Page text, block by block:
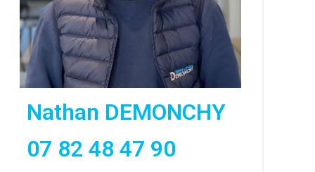
Nathan DEMONCHY
07 82 48 47 90